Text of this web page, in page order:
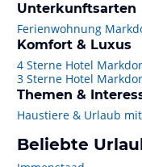
Unterkunftsarten
Ferienwohnung
Komfort & Luxus
4 Sterne Hotel
3 Sterne Hotel
Themen &
Haustiere & Urlaub
Beliebte